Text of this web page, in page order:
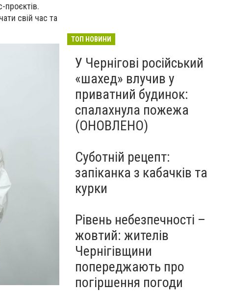
проєктів.
свій час та
ТОП НОВИНИ
У Чернігові російський
«шахед» влучив у
приватний будинок:
спалахнула пожежа
(ОНОВЛЕНО)
Суботній рецепт:
запіканка з кабачків та
курки
Рівень небезпечності –
жовтий: жителів
Чернігівщини
попереджають про
погіршення погоди